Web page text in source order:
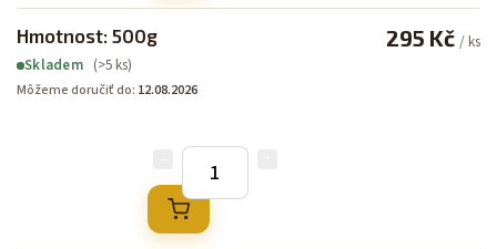
Hmotnost: 500g
Skladem (>5 ks)
Môžeme doručiť do: 12.08.2026
295 Kč / ks